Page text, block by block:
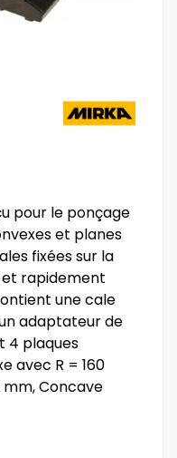
pour le ponçage
et planes
fixées sur la
rapidement
une cale
adaptateur de
4 plaques
avec R = 160
Concave